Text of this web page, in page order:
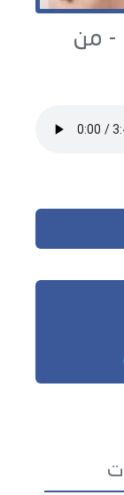
MP3 - من